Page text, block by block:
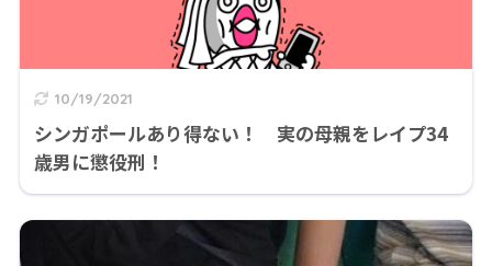
10/19/2021
シンガポールあり得ない！ 実の母親をレイプ34
歳男に懲役刑！